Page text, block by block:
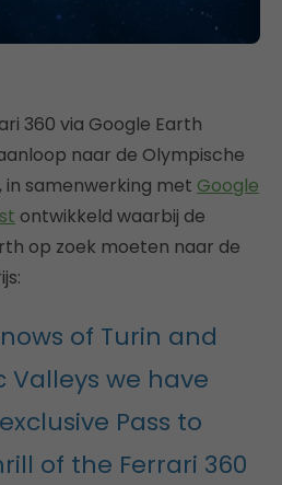
naar de Olympische
in samenwerking met Google
ontwikkeld waarbij de
op zoek moeten naar de
of Turin and
Valleys we have
Pass to
of the Ferrari 360